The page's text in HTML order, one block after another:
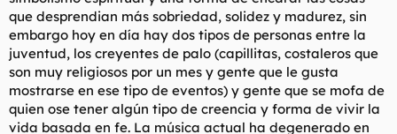
que desprendian más sobriedad, solidez y madurez, sin
embargo hoy en día hay dos tipos de personas entre la
juventud, los creyentes de palo (capillitas, costaleros que
son muy religiosos por un mes y gente que le gusta
mostrarse en ese tipo de eventos) y gente que se mofa de
quien ose tener algún tipo de creencia y forma de vivir la
vida basada en fe. La música actual ha degenerado en